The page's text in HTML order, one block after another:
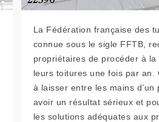
La Fédération française des
connue sous le sigle FFTB,
propriétaires de procéder à la
leurs toitures une fois par an.
à laisser entre les mains
avoir un résultat sérieux et
les solutions adéquates aux